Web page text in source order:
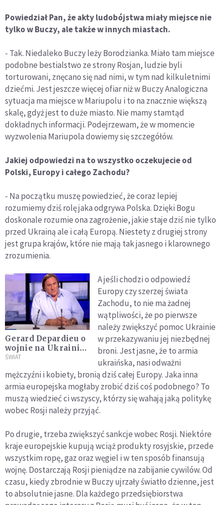
Powiedział Pan, że akty ludobójstwa miały miejsce nie
tylko w Buczy, ale także w innych miastach.
- Tak. Niedaleko Buczy leży Borodzianka. Miało tam miejsce
podobne bestialstwo ze strony Rosjan, ludzie byli
torturowani, znęcano się nad nimi, w tym nad kilkuletnimi
dziećmi. Jest jeszcze więcej ofiar niż w Buczy Analogiczna
sytuacja ma miejsce w Mariupolu i to na znacznie większą
skalę, gdyż jest to duże miasto. Nie mamy stamtąd
dokładnych informacji. Podejrzewam, że w momencie
wyzwolenia Mariupola dowiemy się szczegółów.
Jakiej odpowiedzi na to wszystko oczekujecie od
Polski, Europy i całego Zachodu?
- Na początku muszę powiedzieć, że coraz lepiej
rozumiemy dziś rolę jaka odgrywa Polska. Dzięki Bogu
doskonale rozumie ona zagrożenie, jakie staje dziś nie tylko
przed Ukrainą ale i całą Europą. Niestety z drugiej strony
jest grupa krajów, które nie mają tak jasnego i klarownego
zrozumienia.
Gerard Depardieu o
wojnie na Ukrainie.
"Rosjanie nie są
szalone
i nieakceptowalne
ekscesy swoich
przywódców "
ŚWIAT
A jeśli chodzi o odpowiedź
Europy czy szerzej świata
Zachodu, to nie ma żadnej
wątpliwości, że po pierwsze
należy zwiększyć pomoc Ukrainie
w przekazywaniu jej niezbędnej
broni. Jest jasne, że to armia
ukraińska, nasi odważni
mężczyźni i kobiety, bronią dziś całej Europy. Jaka inna
armia europejska mogłaby zrobić dziś coś podobnego? To
muszą wiedzieć ci wszyscy, którzy się wahają jaką politykę
wobec Rosji należy przyjąć.
Po drugie, trzeba zwiększyć sankcje wobec Rosji. Niektóre
kraje europejskie kupują wciąż produkty rosyjskie, przede
wszystkim ropę, gaz oraz węgiel i w ten sposób finansują
wojnę. Dostarczają Rosji pieniądze na zabijanie cywilów. Od
czasu, kiedy zbrodnie w Buczy ujrzały światło dzienne, jest
to absolutnie jasne. Dla każdego przedsiębiorstwa